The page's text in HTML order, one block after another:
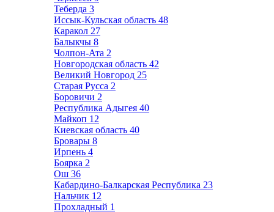
Теберда 3
Иссык-Кульская область 48
Каракол 27
Балыкчы 8
Чолпон-Ата 2
Новгородская область 42
Великий Новгород 25
Старая Русса 2
Боровичи 2
Республика Адыгея 40
Майкоп 12
Киевская область 40
Бровары 8
Ирпень 4
Боярка 2
Ош 36
Кабардино-Балкарская Республика 23
Нальчик 12
Прохладный 1